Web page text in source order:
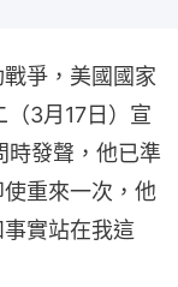
爭，美國國家
3月17日）宣
時發聲，他已準
重來一次，他
實站在我這